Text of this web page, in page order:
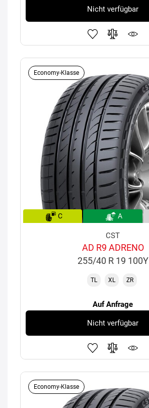
Nicht verfügbar
Economy-Klasse
C A
CST
AD R9 ADRENO
255/40 R 19 100Y
TL XL ZR
Auf Anfrage
Nicht verfügbar
Economy-Klasse